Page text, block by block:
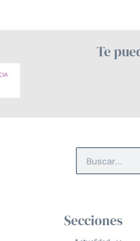
Te
Secciones